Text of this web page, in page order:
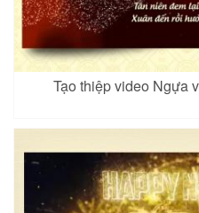
Tạo thiệp video Ngựa